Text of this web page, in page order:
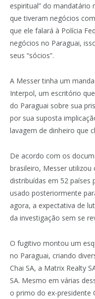
espiritual” do mandatário
que tiveram negócios
que ele falará à Polícia
negócios no Paraguai,
seus “sócios”.
A Messer tinha um
Interpol, um escritório
do Paraguai sobre sua
por sua suposta
lavagem de dinheiro que
De acordo com os
brasileiro, Messer utilizou
distribuídas em 52
usado posteriormente
agora, a expectativa de
da investigação sem se
O fugitivo montou um
no Paraguai, criando
Chai SA, a Matrix Realty
SA. Mesmo em várias
o primo do ex-presidente